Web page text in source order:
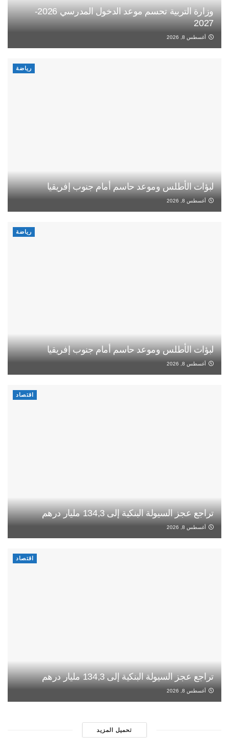
وزارة التربية تحسم موعد الدخول المدرسي 2026-
2027
أغسطس 8, 2026
رياضة
لبؤات الأطلس وموعد حاسم أمام جنوب إفريقيا
أغسطس 8, 2026
رياضة
لبؤات الأطلس وموعد حاسم أمام جنوب إفريقيا
أغسطس 8, 2026
اقتصاد
تراجع عجز السيولة البنكية إلى 134,3 مليار درهم
أغسطس 8, 2026
اقتصاد
تراجع عجز السيولة البنكية إلى 134,3 مليار درهم
أغسطس 8, 2026
تحميل المزيد